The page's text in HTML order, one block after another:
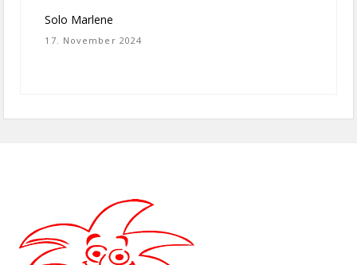
Solo Marlene
17. November 2024